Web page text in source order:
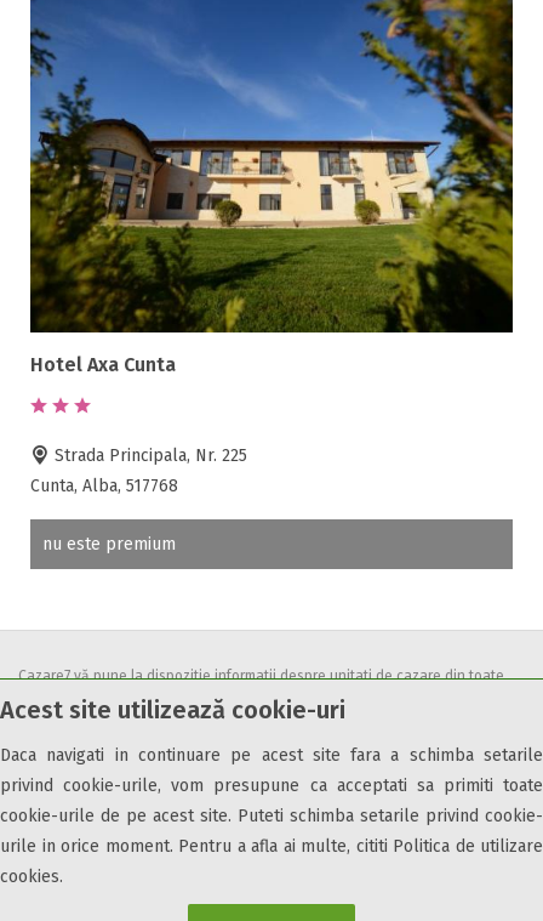
Acest site utilizează cookie-uri
Daca navigati in continuare pe acest site fara a schimba setarile
privind cookie-urile, vom presupune ca acceptati sa primiti toate
cookie-urile de pe acest site. Puteti schimba setarile privind cookie-
urile in orice moment. Pentru a afla ai multe, cititi Politica de utilizare
cookies.
Facilități
Internet wireless
Parcare
Plata cu cardul
Restaurant
All inclusive
Pensiune completa
Demipensiune
Mic dejun
Accepta animale
Acces persoane cu dizabilități
ATV
Bar
Beauty center
Ceaun
Ciubar
Crama
Cutie de valori
Discoteca
Echitatie
Hotel Axa Cunta
Strada Principala, Nr. 225
Cunta, Alba, 517768
nu este premium
Cazare7 vă pune la dispozitie informatii despre unitati de cazare din toate
zonele turistice, oferte speciale, rezervari online.
condițiile